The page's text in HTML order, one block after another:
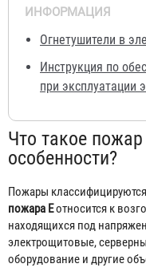
ИНФОРМАЦИЯ
Огнетушители в
Инструкция по
при эксплуатации
Что такое пожар
особенности?
Пожары
пожара Eотносится к
находящихся под
электрощитовые,
оборудование и другие